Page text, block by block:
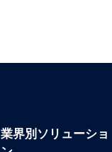
業界別ソリューショ